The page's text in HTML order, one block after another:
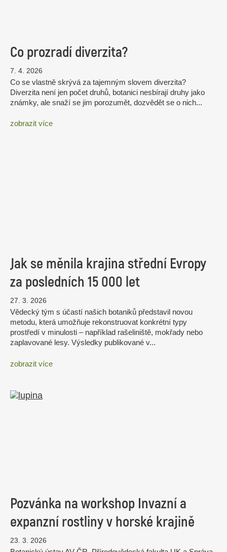
Co prozradí diverzita?
7. 4. 2026
Co se vlastně skrývá za tajemným slovem diverzita?
Diverzita není jen počet druhů, botanici nesbírají druhy jako
známky, ale snaží se jim porozumět, dozvědět se o nich...
zobrazit více
Jak se měnila krajina střední Evropy
za posledních 15 000 let
27. 3. 2026
Vědecký tým s účastí našich botaniků představil novou
metodu, která umožňuje rekonstruovat konkrétní typy
prostředí v minulosti – například rašeliniště, mokřady nebo
zaplavované lesy. Výsledky publikované v...
zobrazit více
Pozvánka na workshop Invazní a
expanzní rostliny v horské krajině
23. 3. 2026